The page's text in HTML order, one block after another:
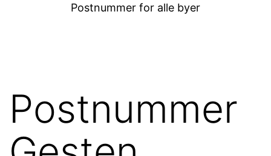
Postnummer for alle byer
Postnummer